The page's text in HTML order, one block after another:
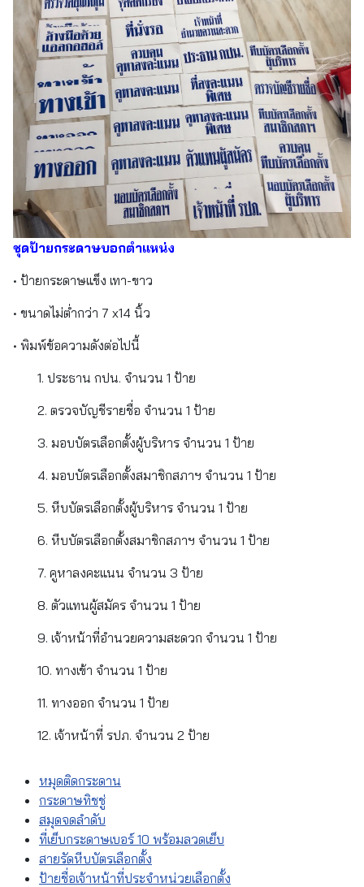
ชุดป้ายกระดาษบอกตำแหน่ง
• ป้ายกระดาษแข็ง เทา-ขาว
• ขนาดไม่ต่ำกว่า 7 x14 นิ้ว
• พิมพ์ข้อความดังต่อไปนี้
1. ประธาน กปน. จำนวน 1 ป้าย
2. ตรวจบัญชีรายชื่อ จำนวน 1 ป้าย
3. มอบบัตรเลือกตั้งผู้บริหาร จำนวน 1 ป้าย
4. มอบบัตรเลือกตั้งสมาชิกสภาฯ จำนวน 1 ป้าย
5. หีบบัตรเลือกตั้งผู้บริหาร จำนวน 1 ป้าย
6. หีบบัตรเลือกตั้งสมาชิกสภาฯ จำนวน 1 ป้าย
7. คูหาลงคะแนน จำนวน 3 ป้าย
8. ตัวแทนผู้สมัคร จำนวน 1 ป้าย
9. เจ้าหน้าที่อำนวยความสะดวก จำนวน 1 ป้าย
10. ทางเข้า จำนวน 1 ป้าย
11. ทางออก จำนวน 1 ป้าย
12. เจ้าหน้าที่ รปภ. จำนวน 2 ป้าย
หมุดติดกระดาน
กระดาษทิชชู่
สมุดจดลำดับ
ที่เย็บกระดาษเบอร์ 10 พร้อมลวดเย็บ
สายรัดหีบบัตรเลือกตั้ง
ป้ายชื่อเจ้าหน้าที่ประจำหน่วยเลือกตั้ง